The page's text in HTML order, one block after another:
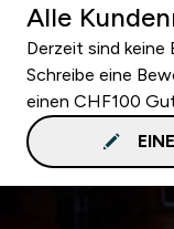
Alle
Derzeit sind keine
Schreibe eine
einen CHF100